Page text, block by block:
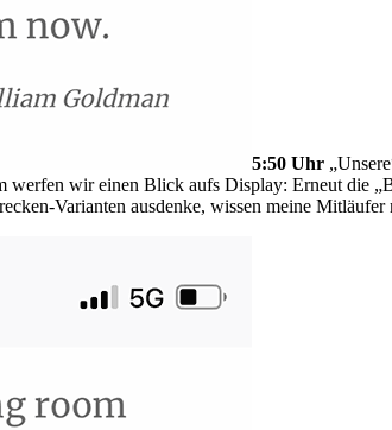
5:50 Uhr
wir einen Blick aufs Display: Erneut die
Varianten ausdenke, wissen meine Mitläufer